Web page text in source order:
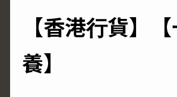
【香港行貨】
養】